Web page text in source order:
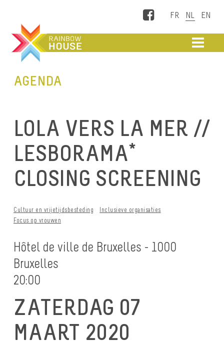
Facebook
AGENDA
LOLA VERS LA MER //
LESBORAMA*
CLOSING SCREENING
Cultuur en vrijetijdsbesteding
Inclusieve organisaties
Focus op vrouwen
Hôtel de ville de Bruxelles - 1000
Bruxelles
20:00
ZATERDAG 07
MAART 2020